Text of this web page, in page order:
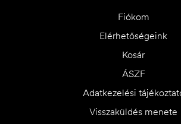
Fiókom
Elérhetőségeink
Kosár
ÁSZF
Adatkezelési
Visszaküldés menete